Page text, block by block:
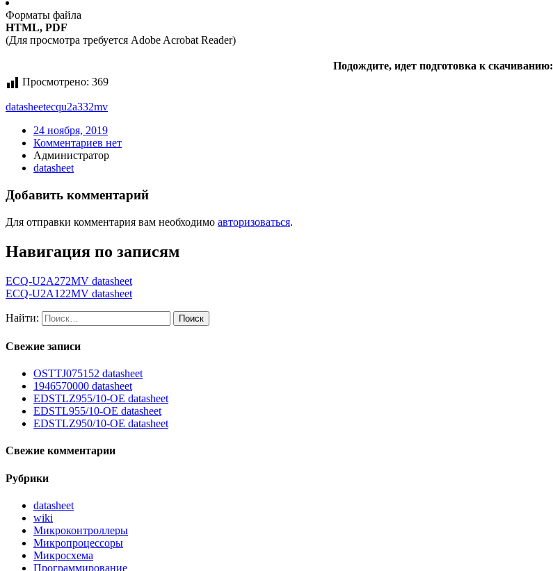
Форматы файла
HTML, PDF
(Для просмотра требуется Adobe Acrobat Reader)
Подождите, идет подготовка к скачиванию:
Просмотрено: 369
datasheetecqu2a332mv
24 ноября, 2019
Комментариев нет
Администратор
datasheet
Добавить комментарий
Для отправки комментария вам необходимо авторизоваться.
Навигация по записям
ECQ-U2A272MV datasheet
ECQ-U2A122MV datasheet
Найти:
Свежие записи
OSTTJ075152 datasheet
1946570000 datasheet
EDSTLZ955/10-OE datasheet
EDSTL955/10-OE datasheet
EDSTLZ950/10-OE datasheet
Свежие комментарии
Рубрики
datasheet
wiki
Микроконтроллеры
Микропроцессоры
Микросхема
Программирование